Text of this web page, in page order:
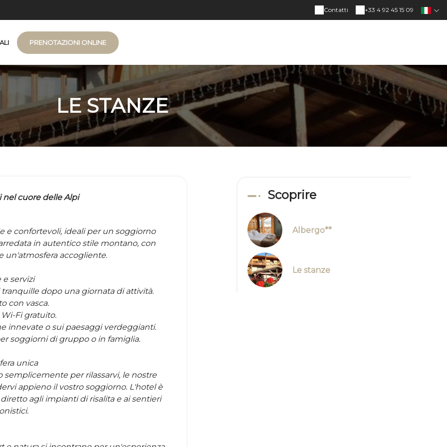
+33 4 92 45 15 09
Contatti
PRENOTAZIONI ONLINE
LE STANZE
nel cuore delle Alpi
e confortevoli, ideali per un soggiorno
in autentico stile montano, con
un'atmosfera accogliente.
servizi
dopo una giornata di attività.
con vasca.
Fi gratuito.
innevate o sui paesaggi verdeggianti.
soggiorni di gruppo o in famiglia.
unica
semplicemente per rilassarvi, le nostre
appieno il vostro soggiorno. L'hotel è
agli impianti di risalita e ai sentieri
Scoprire
Albergo**
Le stanze